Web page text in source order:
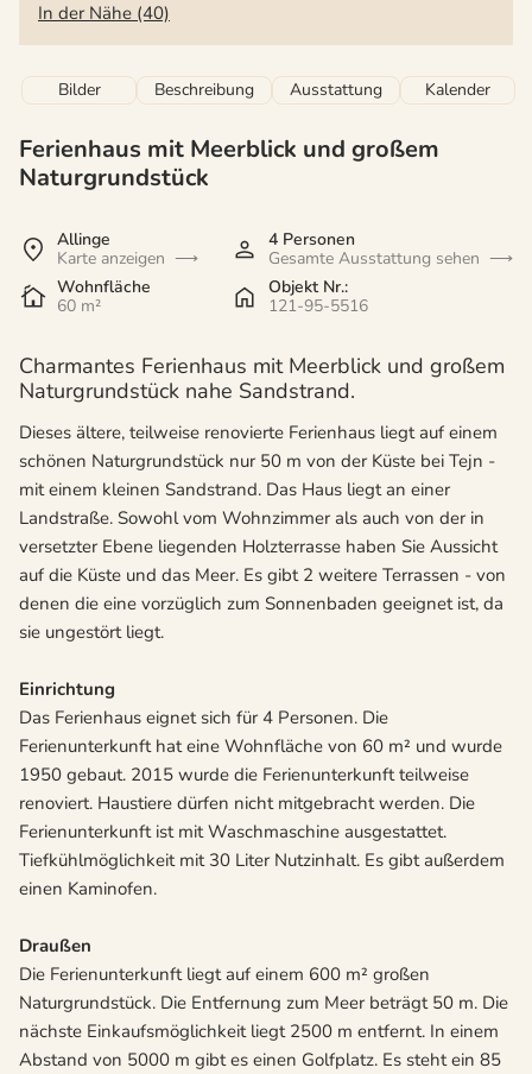
In der Nähe (40)
Bilder Beschreibung Ausstattung Kalender
Ferienhaus mit Meerblick und großem
Naturgrundstück
Allinge
Karte anzeigen
4 Personen
Gesamte Ausstattung sehen
Wohnfläche
60 m²
Objekt Nr.:
121-95-5516
Charmantes Ferienhaus mit Meerblick und großem
Naturgrundstück nahe Sandstrand.
Dieses ältere, teilweise renovierte Ferienhaus liegt auf einem
schönen Naturgrundstück nur 50 m von der Küste bei Tejn -
mit einem kleinen Sandstrand. Das Haus liegt an einer
Landstraße. Sowohl vom Wohnzimmer als auch von der in
versetzter Ebene liegenden Holzterrasse haben Sie Aussicht
auf die Küste und das Meer. Es gibt 2 weitere Terrassen - von
denen die eine vorzüglich zum Sonnenbaden geeignet ist, da
sie ungestört liegt.
Einrichtung
Das Ferienhaus eignet sich für 4 Personen. Die
Ferienunterkunft hat eine Wohnfläche von 60 m² und wurde
1950 gebaut. 2015 wurde die Ferienunterkunft teilweise
renoviert. Haustiere dürfen nicht mitgebracht werden. Die
Ferienunterkunft ist mit Waschmaschine ausgestattet.
Tiefkühlmöglichkeit mit 30 Liter Nutzinhalt. Es gibt außerdem
einen Kaminofen.
Draußen
Die Ferienunterkunft liegt auf einem 600 m² großen
Naturgrundstück. Die Entfernung zum Meer beträgt 50 m. Die
nächste Einkaufsmöglichkeit liegt 2500 m entfernt. In einem
Abstand von 5000 m gibt es einen Golfplatz. Es steht ein 85